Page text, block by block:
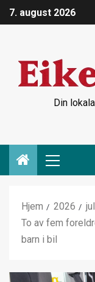
7. august 2026
Din
Hjem 2026
To av fem
barn i bil